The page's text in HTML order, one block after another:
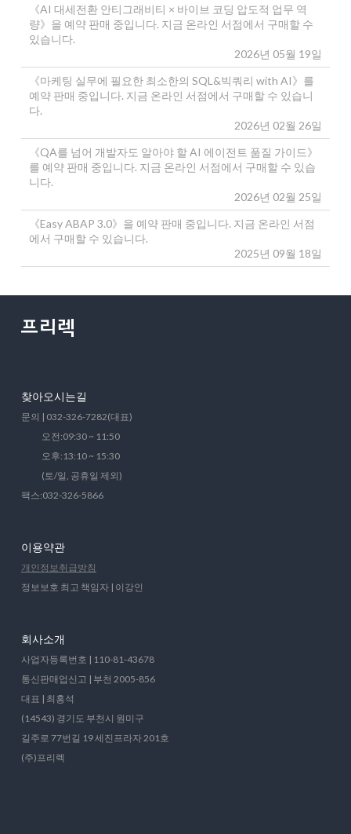
《AI 대세전환 안티그래비티 × 바이브 코딩 압도적 업무 역
량》을 예약 판매 중입니다. 지금 온라인 서점에서 구매할 수
있습니다.
2026년 05월 19일
《마케팅 실무에 필요한 최소한의 SQL&빅쿼리 with AI》를
예약 판매 중입니다. 지금 온라인 서점에서 구매할 수 있습니
다.
2026년 02월 26일
《QA를 넘어 개발자도 알아야 할 AI 에이전트 품질 가이드》
를 예약 판매 중입니다. 지금 온라인 서점에서 구매할 수 있습
니다.
2026년 02월 25일
《Easy ABAP 3.0》을 예약 판매 중입니다. 지금 온라인 서점
에서 구매할 수 있습니다.
2025년 09월 18일
찾아오시는길
문의 | 032-326-7282(대표)
오전:09:30 ~ 11:50
오후:13:10 ~ 15:30
(토/일, 공휴일 제외)
팩스:032-326-5866
이용약관
개인정보취급방침
정보보호 최고 책임자 | 이강인
회사소개
사업자등록번호 | 110-81-43678
통신판매업신고 | 부천 2005-856
대표 | 최홍석
(14543) 경기도 부천시 원미구
길주로 77번길 19 세진프라자 201호
(주)프리렉